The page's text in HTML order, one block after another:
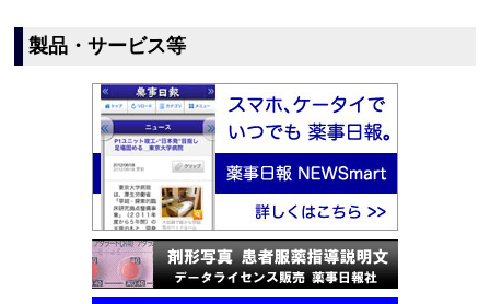
製品・サービス等